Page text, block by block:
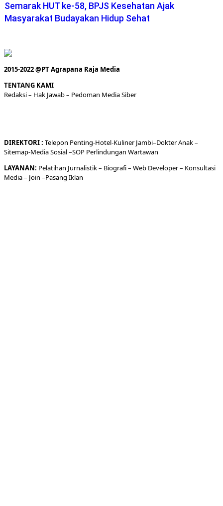
Semarak HUT ke-58, BPJS Kesehatan Ajak
Masyarakat Budayakan Hidup Sehat
2015-2022 @PT Agrapana Raja Media
TENTANG KAMI
Redaksi– Hak Jawab – Pedoman Media Siber
DIREKTORI: Telepon Penting-Hotel-KulinerJambi–DokterAnak –
Sitemap-Media Sosial –SOP Perlindungan Wartawan
LAYANAN: Pelatihan Jurnalistik – Biografi– Web Developer– Konsultasi
Media– Join –Pasang Iklan